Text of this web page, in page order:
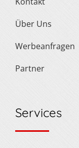
Über Uns
Werbeanfragen
Partner
Services